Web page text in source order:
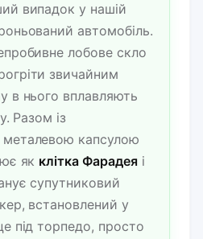
випадок у нашій
автомобіль.
лобове скло
звичайним
в нього вплавляють
Разом із
капсулою
як клітка Фарадея і
супутниковий
встановлений у
під торпедо, просто